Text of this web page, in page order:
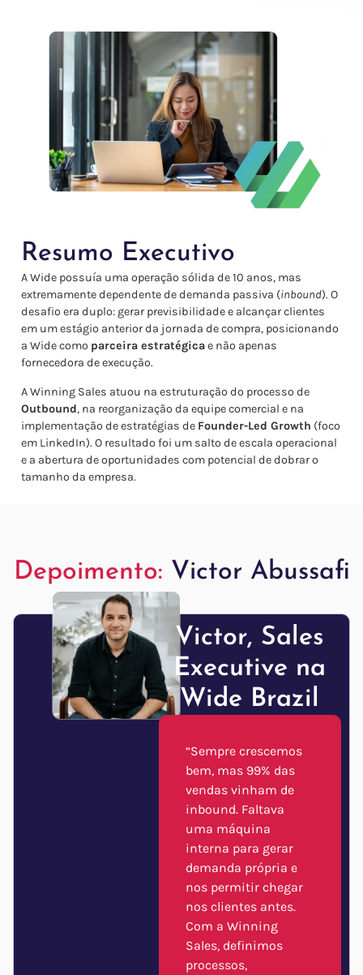
Resumo Executivo
A Wide possuía uma operação sólida de 10 anos, mas
extremamente dependente de demanda passiva (inbound). O
desafio era duplo: gerar previsibilidade e alcançar clientes
em um estágio anterior da jornada de compra, posicionando
a Wide como parceira estratégicae não apenas
fornecedora de execução.
A Winning Sales atuou na estruturação do processo de
Outbound, na reorganização da equipe comercial e na
implementação de estratégias de Founder-Led Growth (foco
em LinkedIn). O resultado foi um salto de escala operacional
e a abertura de oportunidades com potencial de dobrar o
tamanho da empresa.
Depoimento: Victor Abussafi
Victor, Sales
Executive na
Wide Brazil
“Sempre crescemos
bem, mas 99% das
vendas vinham de
inbound. Faltava
uma máquina
interna para gerar
demanda própria e
nos permitir chegar
nos clientes antes.
Com a Winning
Sales, definimos
processos,